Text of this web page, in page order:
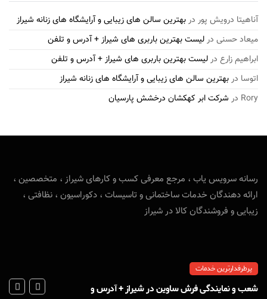
آناهیتا درویش پور دربهترین سالن های زیبایی و آرایشگاه های زنانه شیراز
میعاد حسنی درلیست بهترین باربری های شیراز + آدرس و تلفن
ابراهیم زارع درلیست بهترین باربری های شیراز + آدرس و تلفن
اتوسا دربهترین سالن های زیبایی و آرایشگاه های زنانه شیراز
Rory در شرکت ابر کهکشان درخشش پارسیان
رسانه سرویس یاب ، مرجع معرفی کسب و کارهای شیراز ، متخصصین ،
ارائه دهندگان خدمات ساختمانی و تاسیسات ، دکوراسیون ، نظافتی ،
زیبایی و فروشندگان کالا در شیراز
پرطرفدارترین خدمات
شعب و نمایندگی فرش ساوین در شیراز + آدرس و